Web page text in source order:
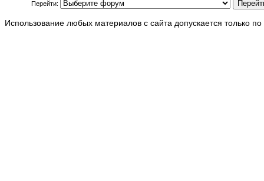
Перейти:
Использование любых материалов с сайта допускается только